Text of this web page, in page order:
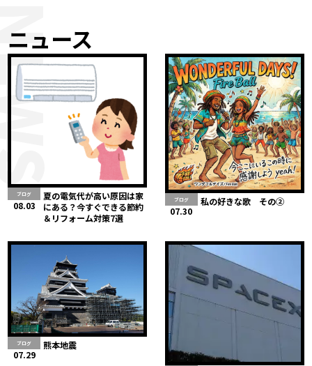
ニュース
ブログ
08.03
夏の電気代が高い原因は家
にある？今すぐできる節約
＆リフォーム対策7選
ブログ
07.30
私の好きな歌 その②
ブログ
07.29
熊本地震